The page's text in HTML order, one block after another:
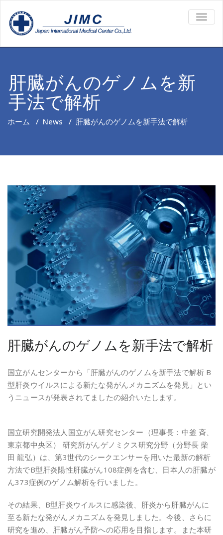
肝臓がんのゲノムを新
手法で解析
ホーム / News / 肝臓がんのゲノムを新手法で解析
肝臓がんのゲノムを新手法で解析
国立がんセンターから「肝臓がんのゲノムを新手法で解析 B
型肝炎ウイルスによる新たな発がんメカニズムを発見」とい
うニュースが発表されてましたの紹介いたします。
国立研究開発法人国立がん研究センター（理事長：中釜 斉、
東京都中央区） 研究所がんゲノミクス研究分野（分野長 柴
田 龍弘）は、第3世代のシークエンサーを用いた最新の解析
方法でB型肝炎陽性肝臓がん108症例を含む、日本人の肝臓が
ん373症例のゲノム解析を行いました。
その結果、B型肝炎ウイルスに感染後、肝炎から肝臓がんに
至る新たな発がんメカニズムを発見しました。今後、さらに
研究を進め、肝臓がん予防への応用を目指します。また本研